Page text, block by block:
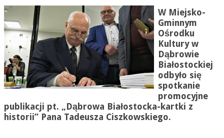
W Miejsko-
Gminnym
Ośrodku
Kultury w
Dąbrowie
Białostockiej
odbyło się
spotkanie
promocyjne
publikacji pt. „Dąbrowa Białostocka-kartki z
historii” Pana Tadeusza Ciszkowskiego.